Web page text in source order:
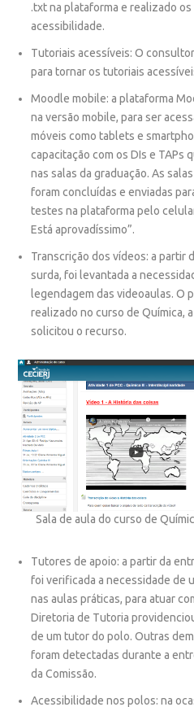
.txt na plataforma e realizado
acessibilidade.
Tutoriais acessíveis:O
para tornar os tutoriais
Moodle mobile: a plataforma
na versãomobile, para ser
móveis comotablets e
capacitação com os DIs e TAPs
nas salas da graduação. As
foram concluídas e enviadas
testes na plataforma pelo
Está aprovadíssimo”.
Transcrição dos vídeos: a partir
surda, foi levantada a
legendagem das videoaulas. O
realizado no curso de Química,
solicitou o recurso.
Sala de aula do curso de
Tutores de apoio: a partir da
foi verificada a necessidade de
nas aulas práticas, para atuar
Diretoria de Tutoria
de um tutor do polo. Outras
foram detectadas durante a
da Comissão.
Acessibilidade nos polos: na